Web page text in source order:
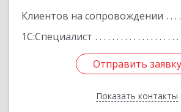
Клиентов на сопровождении
1С:Специалист
Отправить заявку
Показать контакты
Отправить заявку
Назад